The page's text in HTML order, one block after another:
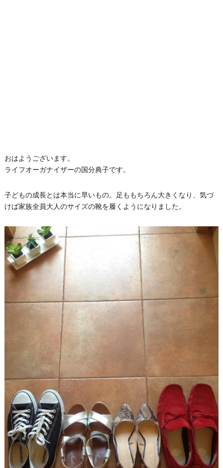
おはようございます。
ライフオーガナイザーの国分典子です。
子どもの成長とは本当に早いもの。足ももちろん大きくなり、気づ
けば家族全員大人のサイズの靴を履くようになりました。